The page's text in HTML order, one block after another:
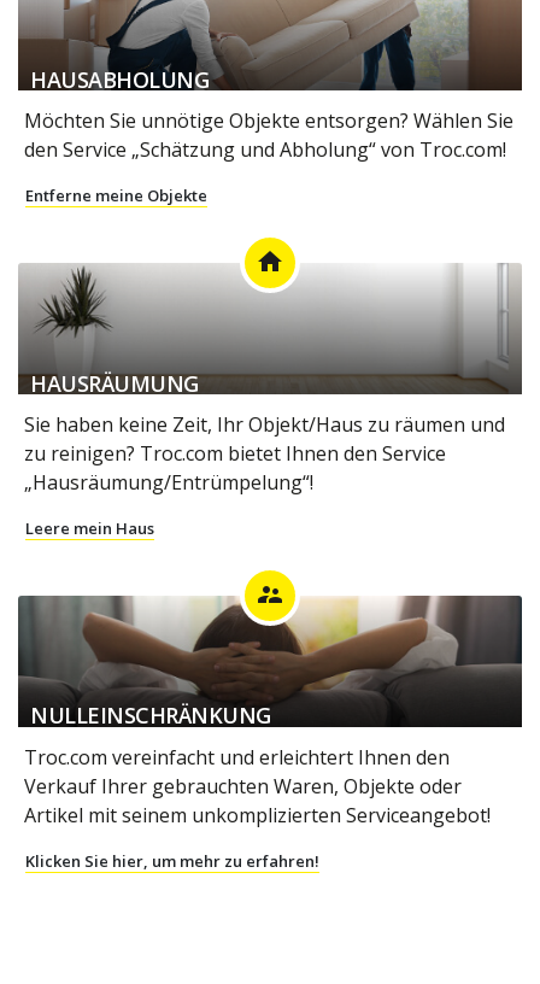
HAUSABHOLUNG
Möchten Sie unnötige Objekte entsorgen? Wählen Sie
den Service „Schätzung und Abholung“ von Troc.com!
Entferne meine Objekte
home
HAUSRÄUMUNG
Sie haben keine Zeit, Ihr Objekt/Haus zu räumen und
zu reinigen? Troc.com bietet Ihnen den Service
„Hausräumung/Entrümpelung“!
Leere mein Haus
supervisor_account
NULLEINSCHRÄNKUNG
Troc.com vereinfacht und erleichtert Ihnen den
Verkauf Ihrer gebrauchten Waren, Objekte oder
Artikel mit seinem unkomplizierten Serviceangebot!
Klicken Sie hier, um mehr zu erfahren!